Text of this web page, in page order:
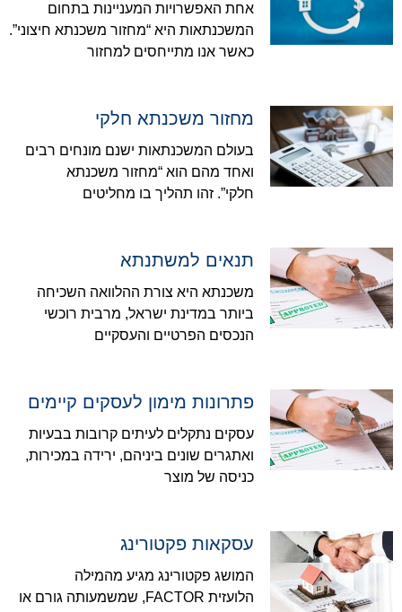
אחת האפשרויות המעניינות בתחום
המשכנתאות היא “מחזור משכנתא חיצוני”.
כאשר אנו מתייחסים למחזור
מחזור משכנתא חלקי
בעולם המשכנתאות ישנם מונחים רבים
ואחד מהם הוא “מחזור משכנתא
חלקי”. זהו תהליך בו מחליטים
תנאים למשתנתא
משכנתא היא צורת ההלוואה השכיחה
ביותר במדינת ישראל, מרבית רוכשי
הנכסים הפרטיים והעסקיים
פתרונות מימון לעסקים קיימים
עסקים נתקלים לעיתים קרובות בבעיות
ואתגרים שונים ביניהם, ירידה במכירות,
כניסה של מוצר
עסקאות פקטורינג
המושג פקטורינג מגיע מהמילה
הלועזית FACTOR, שמשמעותה גורם או